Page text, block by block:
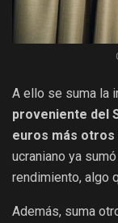
A ello se suma la
proveniente del
euros más otros
ucraniano ya
rendimiento, algo
Además, suma